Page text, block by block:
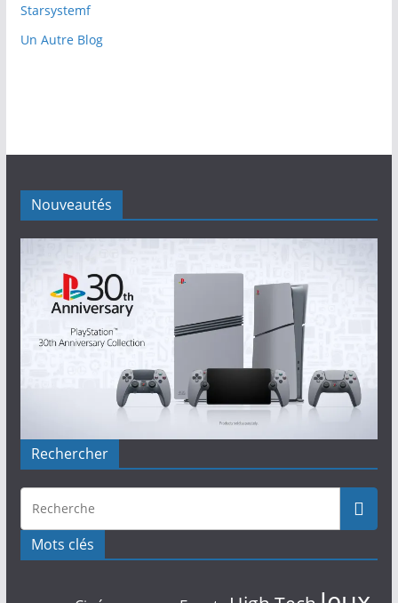
Starsystemf
Un Autre Blog
Nouveautés
Rechercher
Mots clés